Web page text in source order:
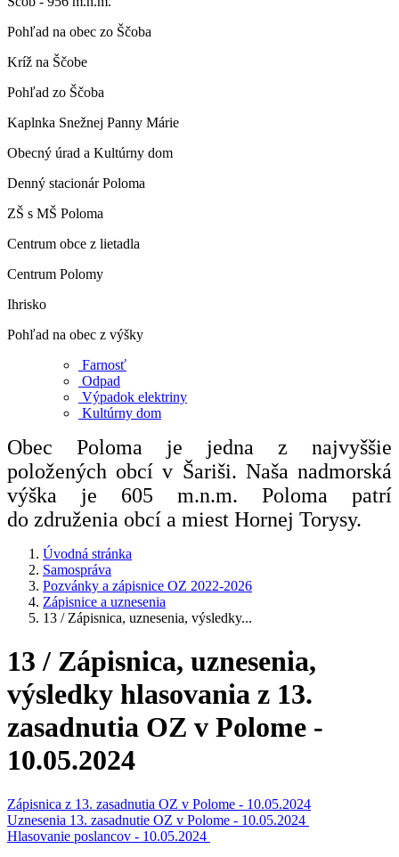
Pohľad na obec zo Ščoba
Kríž na Ščobe
Pohľad zo Ščoba
Kaplnka Snežnej Panny Márie
Obecný úrad a Kultúrny dom
Denný stacionár Poloma
ZŠ s MŠ Poloma
Centrum obce z lietadla
Centrum Polomy
Ihrisko
Pohľad na obec z výšky
Farnosť
Odpad
Výpadok elektriny
Kultúrny dom
Obec Poloma je jedna z najvyššie
položených obcí v Šariši. Naša nadmorská
výška je 605 m.n.m. Poloma patrí
do združenia obcí a miest Hornej Torysy.
Úvodná stránka
Samospráva
Pozvánky a zápisnice OZ 2022-2026
Zápisnice a uznesenia
13 / Zápisnica, uznesenia, výsledky...
13 / Zápisnica, uznesenia,
výsledky hlasovania z 13.
zasadnutia OZ v Polome -
10.05.2024
Zápisnica z 13. zasadnutia OZ v Polome - 10.05.2024
Uznesenia 13. zasadnutie OZ v Polome - 10.05.2024
Hlasovanie poslancov - 10.05.2024